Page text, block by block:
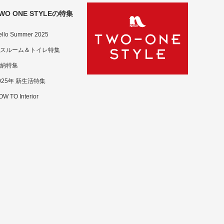
ONE STYLEの特集
Summer 2025
ルーム＆トイレ特集
特集
年 新生活特集
TO Interior